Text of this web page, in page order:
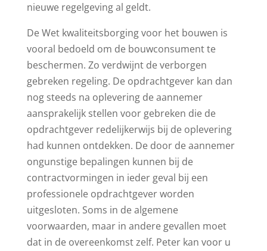
nieuwe regelgeving al geldt.
De Wet kwaliteitsborging voor het bouwen is
vooral bedoeld om de bouwconsument te
beschermen. Zo verdwijnt de verborgen
gebreken regeling. De opdrachtgever kan dan
nog steeds na oplevering de aannemer
aansprakelijk stellen voor gebreken die de
opdrachtgever redelijkerwijs bij de oplevering
had kunnen ontdekken. De door de aannemer
ongunstige bepalingen kunnen bij de
contractvormingen in ieder geval bij een
professionele opdrachtgever worden
uitgesloten. Soms in de algemene
voorwaarden, maar in andere gevallen moet
dat in de overeenkomst zelf. Peter kan voor u